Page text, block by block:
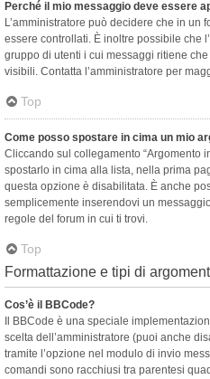
Perché il mio messaggio deve essere
L’amministratore può decidere che in un
essere controllati. È inoltre possibile che
gruppo di utenti i cui messaggi ritiene
visibili. Contatta l’amministratore per
Top
Come posso spostare in cima un mio
Cliccando sul collegamento “Argomento
spostarlo in cima alla lista, nella prima
questa opzione è disabilitata. È anche
semplicemente inserendovi un
regole del forum in cui ti trovi.
Top
Formattazione e tipi di
Cos’è il BBCode?
Il BBCode è una speciale
scelta dell’amministratore (puoi anche
tramite l’opzione nel modulo di invio
comandi sono racchiusi tra parentesi